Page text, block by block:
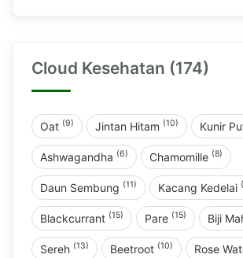
Cloud Kesehatan (174)
Oat (9) Jintan Hitam (10) Kunir
Ashwagandha (6) Chamomille (8)
Daun Sembung (11) Kacang Kedelai
Blackcurrant (15) Pare (15) Biji
Sereh (13) Beetroot (10) Rose